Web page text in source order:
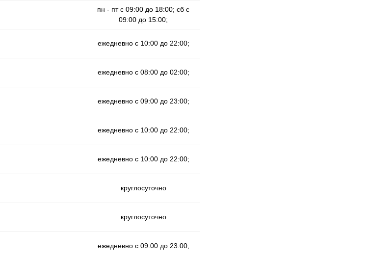
пн - пт с 09:00 до 18:00; сб с
09:00 до 15:00;
ежедневно с 10:00 до 22:00;
ежедневно с 08:00 до 02:00;
ежедневно с 09:00 до 23:00;
ежедневно с 10:00 до 22:00;
ежедневно с 10:00 до 22:00;
круглосуточно
круглосуточно
ежедневно с 09:00 до 23:00;